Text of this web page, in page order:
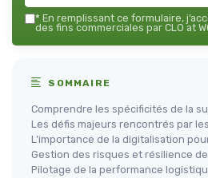
* En remplissant ce formulaire,
des fins commerciales par CLO at
SOMMAIRE
Comprendre les spécificités de la
Les défis majeurs rencontrés par
L’importance de la digitalisation
Gestion des risques et résilience
Pilotage de la performance